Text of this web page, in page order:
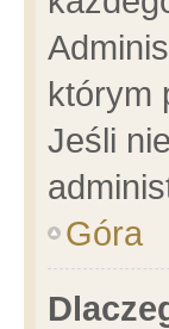
którym
Jeśli
Góra